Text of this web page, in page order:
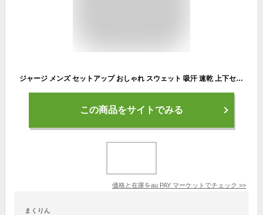
ジャージ メンズ セットアップ おしゃれ スウェット 吸汗 速乾 上下セット 長袖 スポーツウェア パーカー ゆったり 春秋冬 人気 通勤 通
この商品をサイトでみる
価格と在庫をau PAY マーケット でチェック >>
まくりん